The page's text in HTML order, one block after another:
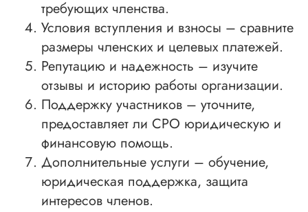
требующих членства.
Условия вступления и взносы – сравните
размеры членских и целевых платежей.
Репутацию и надежность – изучите
отзывы и историю работы организации.
Поддержку участников – уточните,
предоставляет ли СРО юридическую и
финансовую помощь.
Дополнительные услуги – обучение,
юридическая поддержка, защита
интересов членов.